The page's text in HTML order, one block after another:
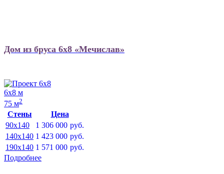
Дом из бруса 6х8 «Мечислав»
6х8 м
75 м2
Стены
Цена
90x140
1 306 000 руб.
140x140 1 423 000 руб.
190x140 1 571 000 руб.
Подробнее